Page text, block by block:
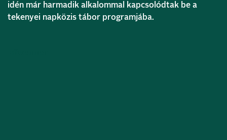
idén már harmadik alkalommal kapcsolódtak be a
tekenyei napközis tábor programjába.